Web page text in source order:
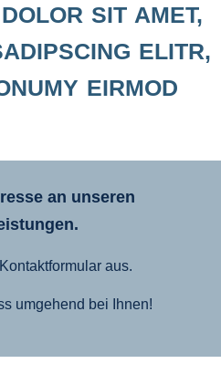
SIT AMET,
ELITR,
EIRMOD
an unseren
aus.
umgehend bei Ihnen!